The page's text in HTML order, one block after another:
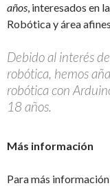
años, interesados en
Robótica y área
Debido al interés
robótica, hemos
robótica con
18 años.
Más información
Para más